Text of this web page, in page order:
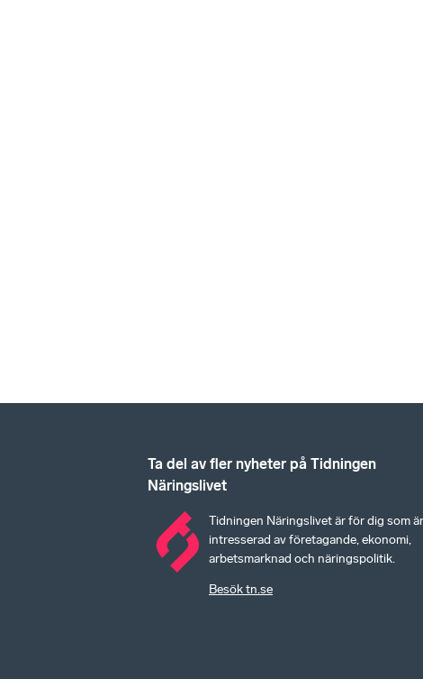
Ta del av fler nyheter på Tidningen
Näringslivet
Tidningen Näringslivet är för dig som är
intresserad av företagande, ekonomi,
arbetsmarknad och näringspolitik.
Besök tn.se